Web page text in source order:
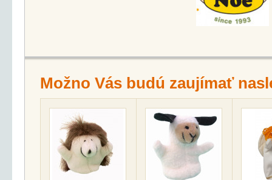
Možno Vás budú zaujímať